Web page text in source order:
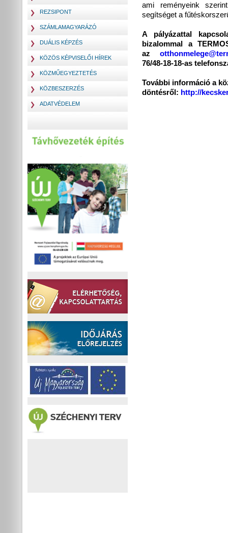
REZSIPONT
SZÁMLAMAGYARÁZÓ
DUÁLIS KÉPZÉS
KÖZÖS KÉPVISELŐI HÍREK
KÖZMŰEGYEZTETÉS
KÖZBESZERZÉS
ADATVÉDELEM
ami reményeink
segítséget a
A pályázattal
bizalommal a
az
76/48-18-18-as
További információ a
döntésről: http://